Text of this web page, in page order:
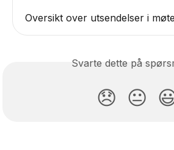
Oversikt over utsendelser i
Svarte dette på
😞 😐